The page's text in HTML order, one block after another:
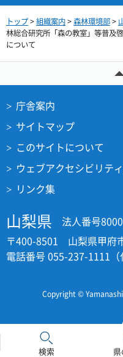
検索
トップ>組織案内>森林環境部>
林総合研究所「森の教室」等普及
について
庁舎案内
サイトマップ
このサイトについて
ウェブアクセシビリテ
リンク集
山梨県
法人番号
〒400-8501 山梨県甲府
電話番号 055-237-1111（
Copyright ©